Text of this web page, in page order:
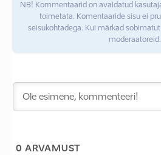
NB! Kommentaarid on avaldatud
toimetata. Komentaaride sisu ei
seisukohtadega. Kui märkad
moderaatoreid.
0 ARVAMUST